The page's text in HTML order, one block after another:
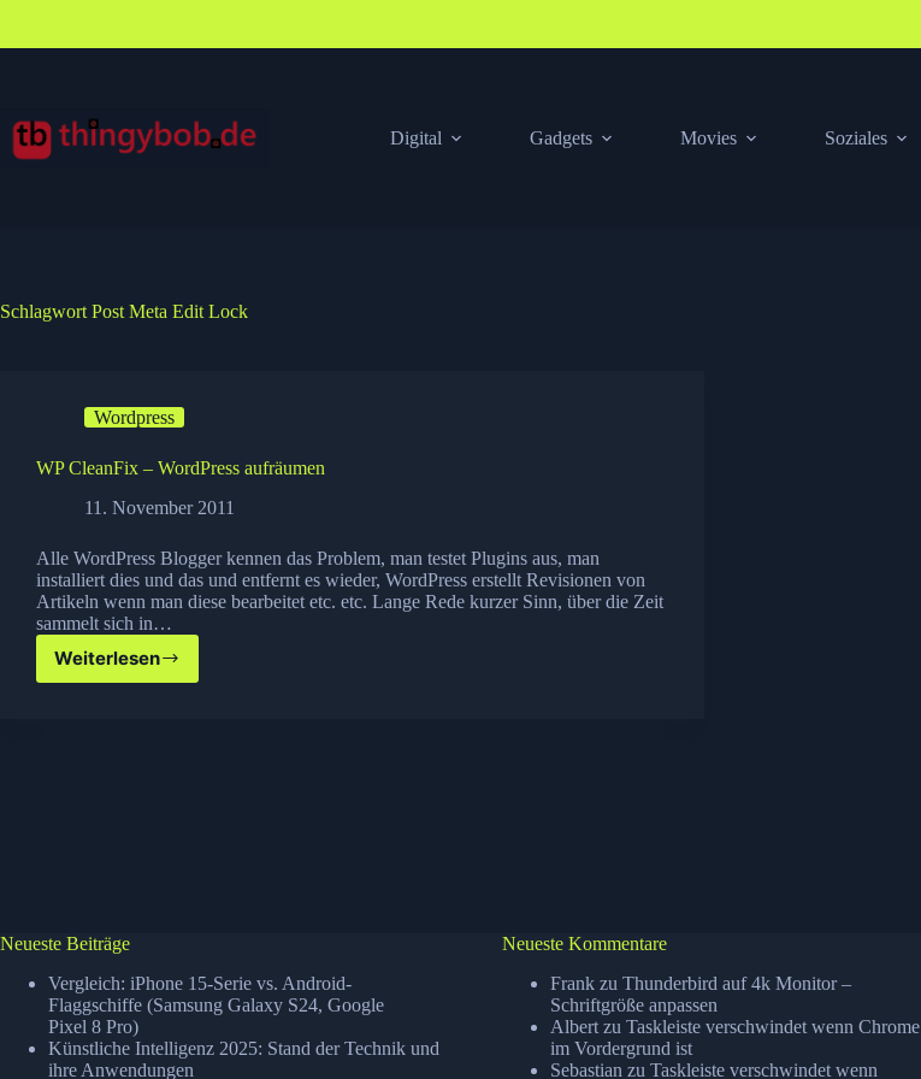
springen
Digital Gadgets Movies Soziales
Schlagwort Post Meta Edit Lock
Wordpress
WP CleanFix – WordPress aufräumen
11. November 2011
Alle WordPress Blogger kennen das Problem, man testet Plugins aus, man
installiert dies und das und entfernt es wieder, WordPress erstellt Revisionen von
Artikeln wenn man diese bearbeitet etc. etc. Lange Rede kurzer Sinn, über die Zeit
sammelt sich in…
Weiterlesen
WP
Neueste Beiträge
Vergleich: iPhone 15-Serie vs. Android-
Flaggschiffe (Samsung Galaxy S24, Google
Pixel 8 Pro)
Künstliche Intelligenz 2025: Stand der Technik und
ihre Anwendungen
Neueste Kommentare
Frankzu Thunderbird auf 4k Monitor –
Schriftgröße anpassen
Albertzu Taskleiste verschwindet wenn Chrome
im Vordergrund ist
Sebastian zu Taskleiste verschwindet wenn